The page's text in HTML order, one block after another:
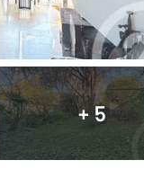
+ 5